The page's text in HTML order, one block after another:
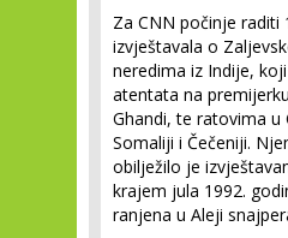
Za CNN počinje raditi
izvještavala o
neredima iz Indije,
atentata na
Ghandi, te ratovima u
Somaliji i Čečeniji.
obilježilo je
krajem jula 1992.
ranjena u Aleji